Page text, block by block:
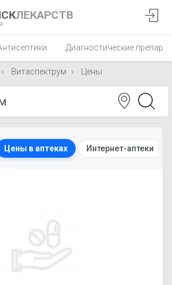
ЛЕКАРСТВ
Диагностические
Витаспектрум Цены
Цены в аптеках Интернет-аптеки